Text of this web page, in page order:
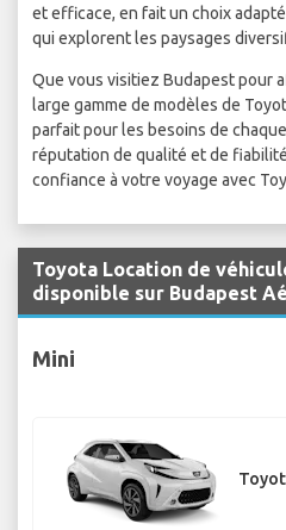
et efficace, en fait un choix
qui explorent les paysages
Que vous visitiez Budapest pour
large gamme de modèles de
parfait pour les besoins de
réputation de qualité et de
confiance à votre voyage avec
Toyota Location de
disponible sur Budapest
Mini